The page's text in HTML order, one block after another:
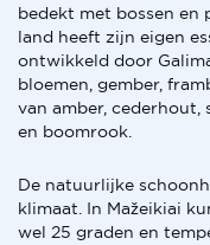
bedekt met bossen en
land heeft zijn eigen
ontwikkeld door
bloemen, gember,
van amber, cederhout,
en boomrook.
De natuurlijke
klimaat. In Mažeikiai
wel 25 graden en